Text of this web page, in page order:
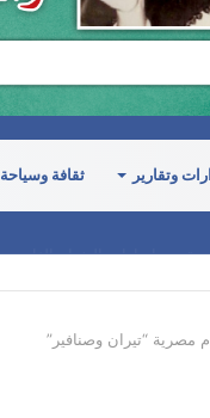
وتقارير ثقافة وسياحة
مصرية “تيران وصنافير”